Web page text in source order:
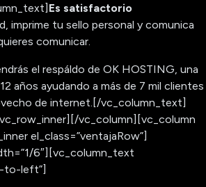
Es satisfactorio
imprime tu sello personal y comunica
comunicar.
el respáldo de OK HOSTING, una
años ayudando a más de 7 mil clientes
de internet.[/vc_column_text]
vc_column][vc_column
el_class=”ventajaRow”]
6″][vc_column_text
to-left”]